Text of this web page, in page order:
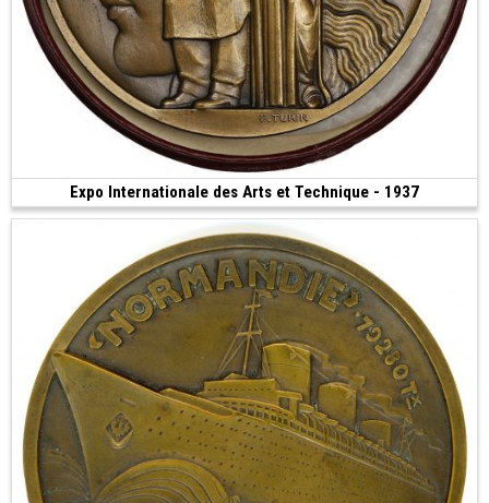
Expo Internationale des Arts et Technique - 1937
(1937 • Paris • 145.15 g • 68 mm)